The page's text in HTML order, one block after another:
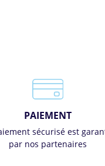
PAIEMENT
sécurisé est
par nos partenaires